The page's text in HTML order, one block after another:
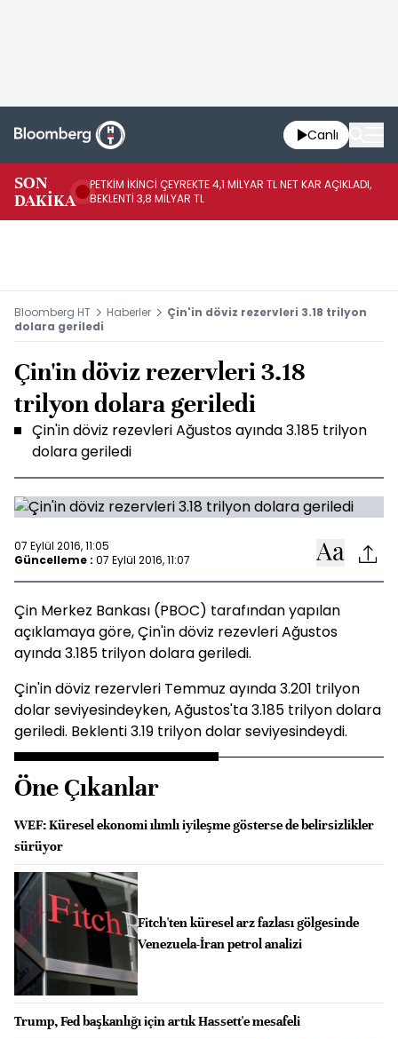
Canlı
SON
DAKİKA
PETKİM İKİNCİ ÇEYREKTE 4,1 MİLYAR TL NET KAR AÇIKLADI,
BEKLENTİ 3,8 MİLYAR TL
Bloomberg HT Haberler
Çin'in döviz rezervleri 3.18 trilyon
dolara geriledi
Çin'in döviz rezervleri 3.18
trilyon dolara geriledi
Çin'in döviz rezevleri Ağustos ayında 3.185 trilyon
dolara geriledi
07 Eylül 2016, 11:05
Güncelleme : 07 Eylül 2016, 11:07
Çin Merkez Bankası (PBOC) tarafından yapılan
açıklamaya göre, Çin'in döviz rezevleri Ağustos
ayında 3.185 trilyon dolara geriledi.
Çin'in döviz rezervleri Temmuz ayında 3.201 trilyon
dolar seviyesindeyken, Ağustos'ta 3.185 trilyon dolara
geriledi. Beklenti 3.19 trilyon dolar seviyesindeydi.
Öne Çıkanlar
WEF: Küresel ekonomi ılımlı iyileşme gösterse de belirsizlikler
sürüyor
Fitch'ten küresel arz fazlası gölgesinde
Venezuela-İran petrol analizi
Trump, Fed başkanlığı için artık Hassett'e mesafeli